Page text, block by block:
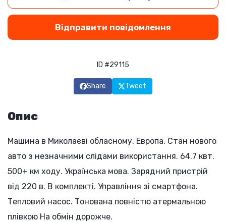
Відправити повідомлення
ID #29115
Share Tweet
Опис
Машина в Миколаєві обласному. Европа. Стан нового
авто з незначними слідами використання. 64.7 квт.
500+ км ходу. Українська мова. Зарядний пристрій
від 220 в. В комплекті. Управління зі смартфона.
Тепловий насос. Тонована повністю атермальною
плівкою На обмін дорожче.